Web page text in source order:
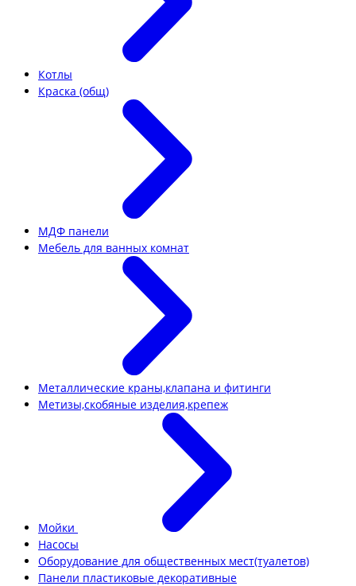
Котлы
Краска (общ)
МДФ панели
Мебель для ванных комнат
Металлические краны,клапана и фитинги
Метизы,скобяные изделия,крепеж
Мойки
Насосы
Оборудование для общественных мест(туалетов)
Панели пластиковые декоративные